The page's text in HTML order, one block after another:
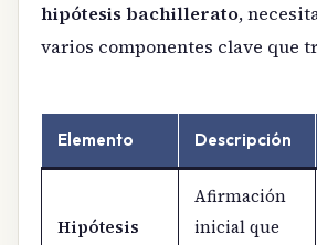
hipótesis bachillerato,
varios componentes clave que
Elemento Descripción
Hipótesis
Afirmación
inicial que